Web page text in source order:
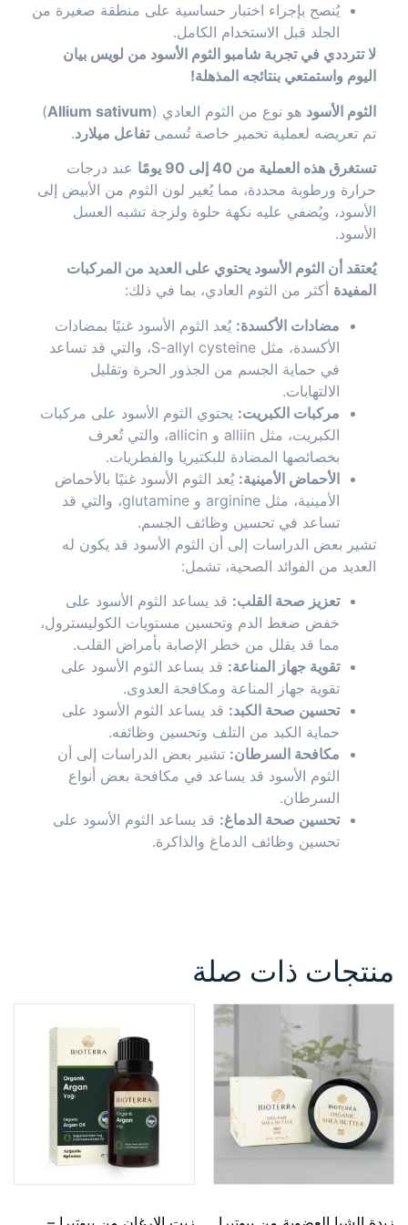
يُنصح بإجراء اختبار حساسية على منطقة صغيرة من
الجلد قبل الاستخدام الكامل.
لا تترددي في تجربة شامبو الثوم الأسود من لويس بيان
اليوم واستمتعي بنتائجه المذهلة!
الثوم الأسود هو نوع من الثوم العادي (Allium sativum
)
تم تعريضه لعملية تخمير خاصة تُسمىتفاعل ميلارد.
تستغرق هذه العملية من 40 إلى 90 يومًا
عند درجات
حرارة ورطوبة محددة، مما يُغير لون الثوم من الأبيض إلى
الأسود، ويُضفي عليه نكهة حلوة ولزجة تشبه العسل
الأسود.
يُعتقد أن الثوم الأسود يحتوي على العديد من المركبات
المفيدة أكثر من الثوم العادي، بما في ذلك:
مضادات الأكسدة: يُعد الثوم الأسود غنيًا بمضادات
الأكسدة، مثل S-allyl cysteine، والتي قد تساعد
في حماية الجسم من الجذور الحرة وتقليل
الالتهابات.
مركبات الكبريت: يحتوي الثوم الأسود على مركبات
الكبريت، مثل alliin و allicin، والتي تُعرف
بخصائصها المضادة للبكتيريا والفطريات.
الأحماض الأمينية: يُعد الثوم الأسود غنيًا بالأحماض
الأمينية، مثل arginine و glutamine، والتي قد
تساعد في تحسين وظائف الجسم.
تشير بعض الدراسات إلى أن الثوم الأسود قد يكون له
العديد من الفوائد الصحية، تشمل:
تعزيز صحة القلب: قد يساعد الثوم الأسود على
خفض ضغط الدم وتحسين مستويات الكوليسترول،
مما قد يقلل من خطر الإصابة بأمراض القلب.
تقوية جهاز المناعة: قد يساعد الثوم الأسود على
تقوية جهاز المناعة ومكافحة العدوى.
تحسين صحة الكبد: قد يساعد الثوم الأسود على
حماية الكبد من التلف وتحسين وظائفه.
مكافحة السرطان: تشير بعض الدراسات إلى أن
الثوم الأسود قد يساعد في مكافحة بعض أنواع
السرطان.
تحسين صحة الدماغ: قد يساعد الثوم الأسود على
تحسين وظائف الدماغ والذاكرة.
منتجات ذات صلة